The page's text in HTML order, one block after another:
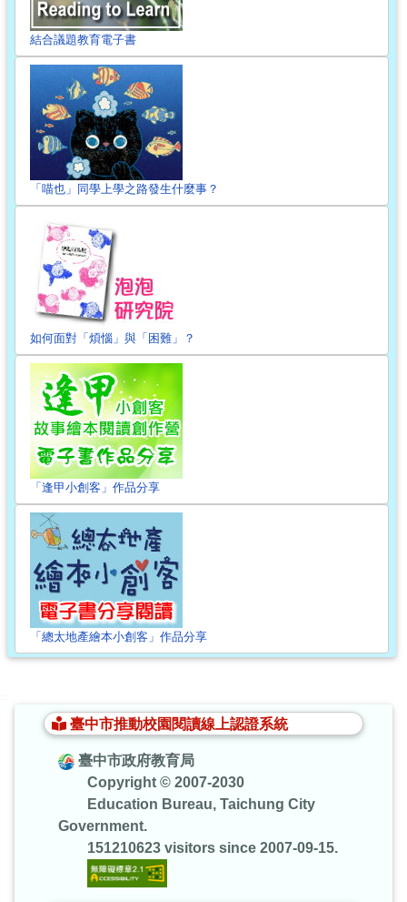
結合議題教育電子書
「喵也」同學上學之路發生什麼事？
如何面對「煩惱」與「困難」？
「逢甲小創客」作品分享
「總太地產繪本小創客」作品分享
臺中市推動校園閱讀線上認證系統
臺中市政府教育局
Copyright © 2007-2030
Education Bureau, Taichung City
Government.
151210623 visitors since 2007-09-15.